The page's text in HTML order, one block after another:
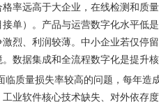
率远高于大企业，在线检测和质
单）。产品与运营数字化水平低
烈、利润较薄。中小企业若仅停
数据集成和全流程数字化是提升
临质量损失率较高的问题，每年
业软件核心技术缺失、对外依存